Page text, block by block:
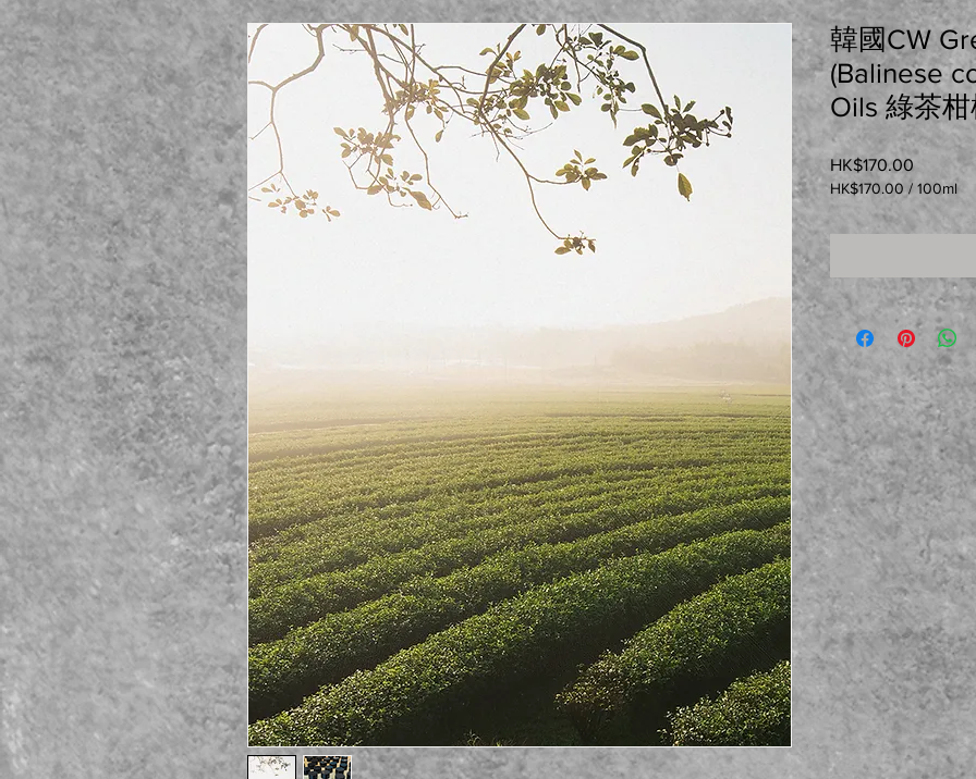
韓國CW
(Balinese
Oils 綠茶
HK$170.00價格
HK$170.00 / 100ml
每
100
價
格
為
HK$170.00